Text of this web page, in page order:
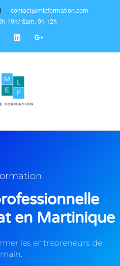
contact@mleformation.com
19h/ Sam: 9h-12h
en Martinique
les entrepreneurs de